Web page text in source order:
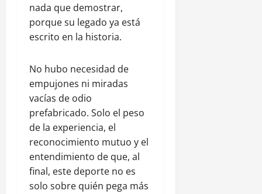
nada que demostrar,
porque su legado ya está
escrito en la historia.
No hubo necesidad de
empujones ni miradas
vacías de odio
prefabricado. Solo el peso
de la experiencia, el
reconocimiento mutuo y el
entendimiento de que, al
final, este deporte no es
solo sobre quién pega más